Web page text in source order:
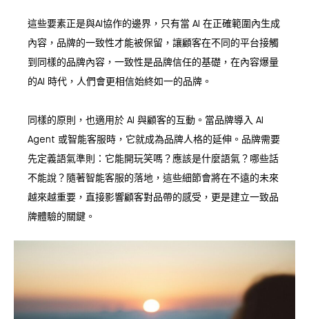
這些要素正是與AI協作的邊界，只有當 AI 在正確範圍內生成
內容，品牌的一致性才能被保留，讓顧客在不同的平台接觸
到同樣的品牌內容，一致性是品牌信任的基礎，在內容爆量
的AI 時代，人們會更相信始終如一的品牌。
同樣的原則，也適用於 AI 與顧客的互動。當品牌導入 AI
Agent 或智能客服時，它就成為品牌人格的延伸。品牌需要
先定義語氣準則：它能開玩笑嗎？應該是什麼語氣？哪些話
不能說？隨著智能客服的落地，這些細節會將在不遠的未來
越來越重要，直接影響顧客對品帶的感受，更是建立一致品
牌體驗的關鍵。